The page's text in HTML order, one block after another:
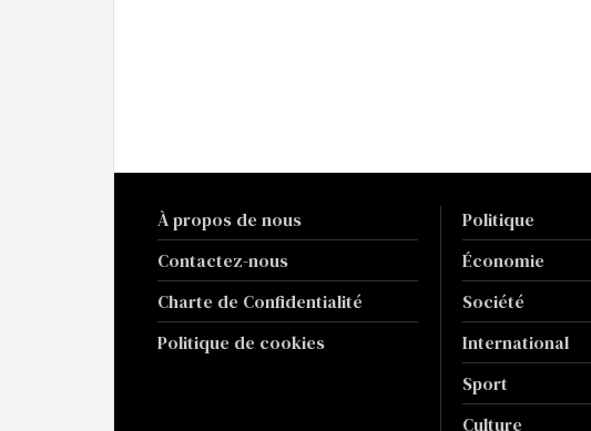
À propos de nous
Contactez-nous
Charte de Confidentialité
Politique de cookies
Politique
Économie
Société
International
Sport
Culture